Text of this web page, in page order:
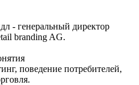
- генеральный директор
branding AG.
поведение потребителей,